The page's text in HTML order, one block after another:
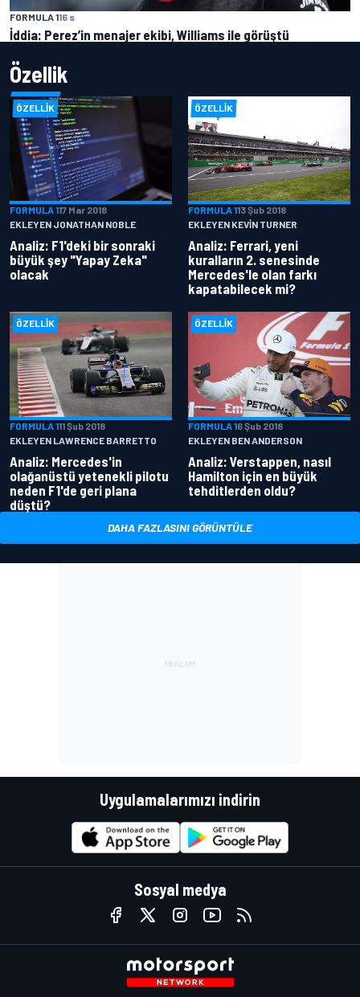
FORMULA 116 s
İddia: Perez’in menajer ekibi, Williams ile görüştü
Özellik
ÖZELLIK
FORMULA 117 Mar 2018
EKLEYEN JONATHAN NOBLE
Analiz: F1'deki bir sonraki
büyük şey "Yapay Zeka"
olacak
ÖZELLIK
FORMULA 113 Şub 2018
EKLEYEN KEVIN TURNER
Analiz: Ferrari, yeni
kuralların 2. senesinde
Mercedes'le olan farkı
kapatabilecek mi?
ÖZELLIK
FORMULA 111 Şub 2018
EKLEYEN LAWRENCE BARRETTO
Analiz: Mercedes'in
olağanüstü yetenekli pilotu
neden F1'de geri plana
düştü?
ÖZELLIK
FORMULA 16 Şub 2018
EKLEYEN BEN ANDERSON
Analiz: Verstappen, nasıl
Hamilton için en büyük
tehditlerden oldu?
DAHA FAZLASINI GÖRÜNTÜLE
Uygulamalarımızı indirin
Sosyal medya